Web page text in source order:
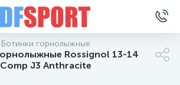
Ботинки горнолыжные
Rossignol 13-14
Comp J3 Anthracite